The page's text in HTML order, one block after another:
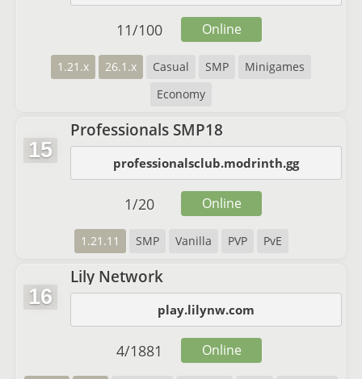
1.21.x 26.1.x Casual SMP
Minigames
Economy
11/100 Online
15
Professionals SMP18
professionalsclub.modrinth.gg
1.21.11 SMP Vanilla PVP PvE
1/20 Online
16
Lily Network
play.lilynw.com
4/1881 Online